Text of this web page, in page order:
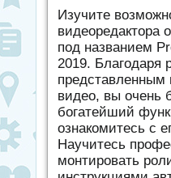
Изучите
видеоредактора
под названием
2019. Благодаря
видео, вы очень
богатейший
ознакомитесь с
Научитесь
монтировать